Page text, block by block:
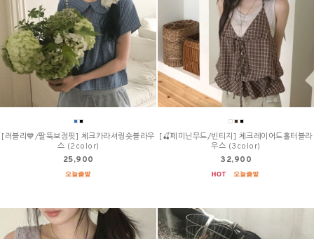
[러블리💙/팔뚝보정핏] 체크카라셔링숏블라우
스 (2color)
25,900
[🍒페미닌무드/빈티지] 체크레이어드홀터블라
우스 (3color)
32,900